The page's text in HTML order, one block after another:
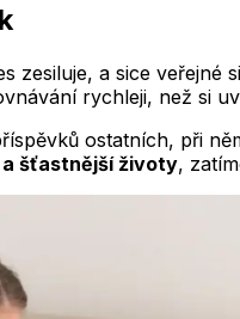
zesiluje, a sice veřejné
rychleji, než si
ostatních, při
šťastnější životy,